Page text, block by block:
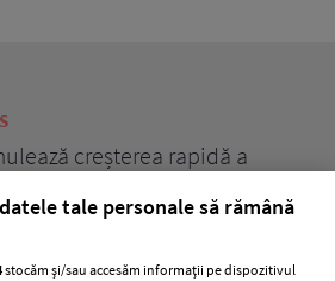
creșterea rapidă a
tale personale să rămână
stocăm și/sau accesăm informații pe dispozitivul